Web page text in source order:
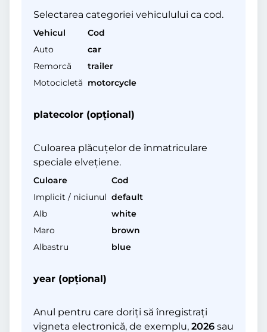
Selectarea categoriei vehiculului ca cod.
Vehicul
Cod
Auto
car
Remorcă
trailer
Motocicletă motorcycle
platecolor (opţional)
Culoarea plăcuțelor de înmatriculare
speciale elvețiene.
Culoare
Cod
Implicit / niciunul default
Alb
white
Maro
brown
Albastru
blue
year (opţional)
Anul pentru care doriți să înregistrați
vigneta electronică, de exemplu, 2026 sau